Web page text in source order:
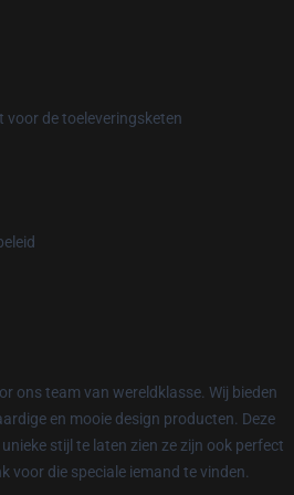
voor de toeleveringsketen
ons team van wereldklasse. Wij bieden
en mooie design producten. Deze
stijl te laten zien ze zijn ook perfect
voor die speciale iemand te vinden.